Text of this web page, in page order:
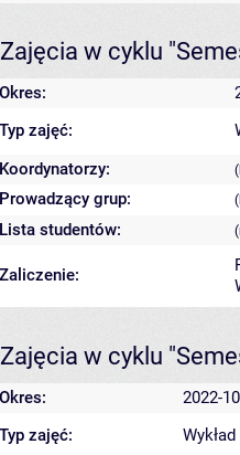
Zajęcia w cyklu
Okres:
Typ zajęć:
Koordynatorzy:
Prowadzący grup:
Lista studentów:
Zaliczenie:
Zajęcia w cyklu
Okres:
2022-
Typ zajęć: